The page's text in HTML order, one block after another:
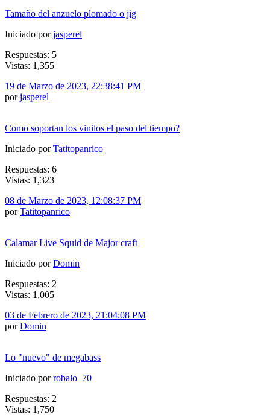
Tamaño del anzuelo plomado o jig
Iniciado porjasperel
Respuestas: 5
Vistas: 1,355
19 de Marzo de 2023, 22:38:41 PM
porjasperel
Como soportan los vinilos el paso del tiempo?
Iniciado porTatitopanrico
Respuestas: 6
Vistas: 1,323
08 de Marzo de 2023, 12:08:37 PM
porTatitopanrico
Calamar Live Squid de Major craft
Iniciado porDomin
Respuestas: 2
Vistas: 1,005
03 de Febrero de 2023, 21:04:08 PM
porDomin
Lo "nuevo" de megabass
Iniciado porrobalo_70
Respuestas: 2
Vistas: 1,750